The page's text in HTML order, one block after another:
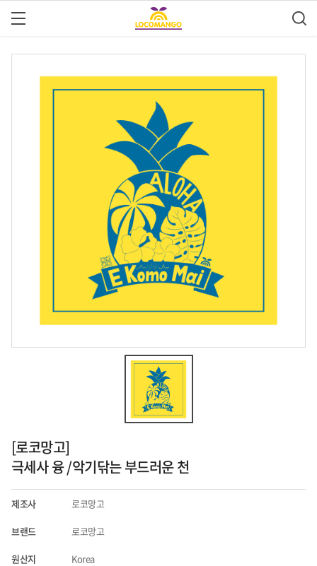
[로코망고]
극세사 융 /악기닦는 부드러운 천
제조사 로코망고
브랜드 로코망고
원산지 Korea